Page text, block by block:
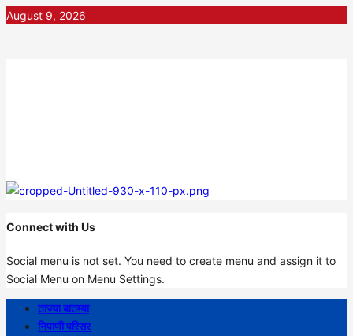
Skip
August 9, 2026
Connect with Us
Social menu is not set. You need to create menu and assign it to
Social Menu on Menu Settings.
Primary
Menu
ताज्या बातम्या
निपाणी परिसर